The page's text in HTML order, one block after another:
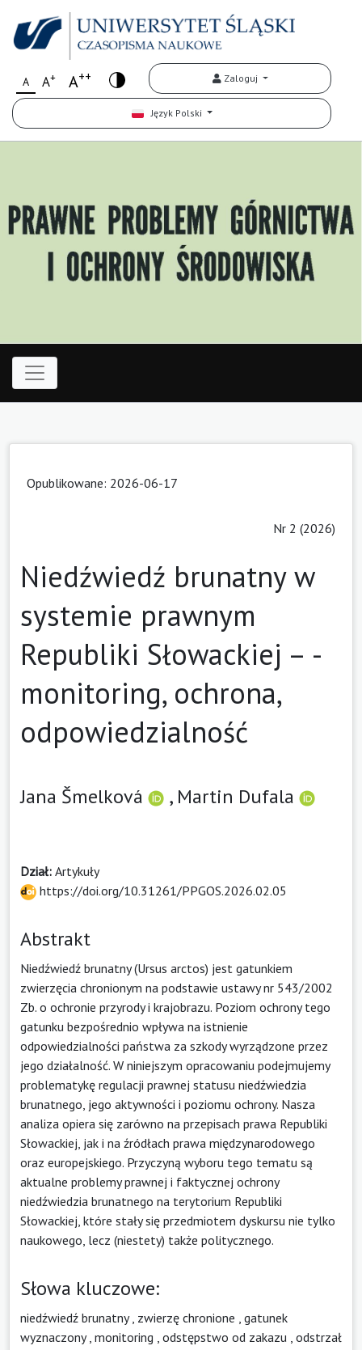
A A+ A++ Zaloguj
Język Polski
Opublikowane: 2026-06-17
Nr 2 (2026)
Niedźwiedź brunatny w
systemie prawnym
Republiki Słowackiej – ­
monitoring, ochrona,
odpowiedzialność
Jana Šmelková , Martin Dufala
Dział: Artykuły
https://doi.org/10.31261/PPGOS.2026.02.05
Abstrakt
Niedźwiedź brunatny (Ursus arctos) jest gatunkiem
zwierzęcia chronionym na podstawie ustawy nr 543/2002
Zb. o ochronie przyrody i krajobrazu. Poziom ochrony tego
gatunku bezpośrednio wpływa na istnienie
odpowiedzialności państwa za szkody wyrządzone przez
jego działalność. W niniejszym opracowaniu podejmujemy
problematykę regulacji prawnej statusu niedźwiedzia
brunatnego, jego aktywności i poziomu ochrony. Nasza
analiza opiera się zarówno na przepisach prawa Republiki
Słowackiej, jak i na źródłach prawa międzynarodowego
oraz europejskiego. Przyczyną wyboru tego tematu są
aktualne problemy prawnej i faktycznej ochrony
niedźwiedzia brunatnego na terytorium Republiki
Słowackiej, które stały się przedmiotem dyskursu nie tylko
naukowego, lecz (niestety) także politycznego.
Słowa kluczowe:
niedźwiedź brunatny, zwierzę chronione gatunek
wyznaczony, monitoring odstępstwo od zakazu odstrzał